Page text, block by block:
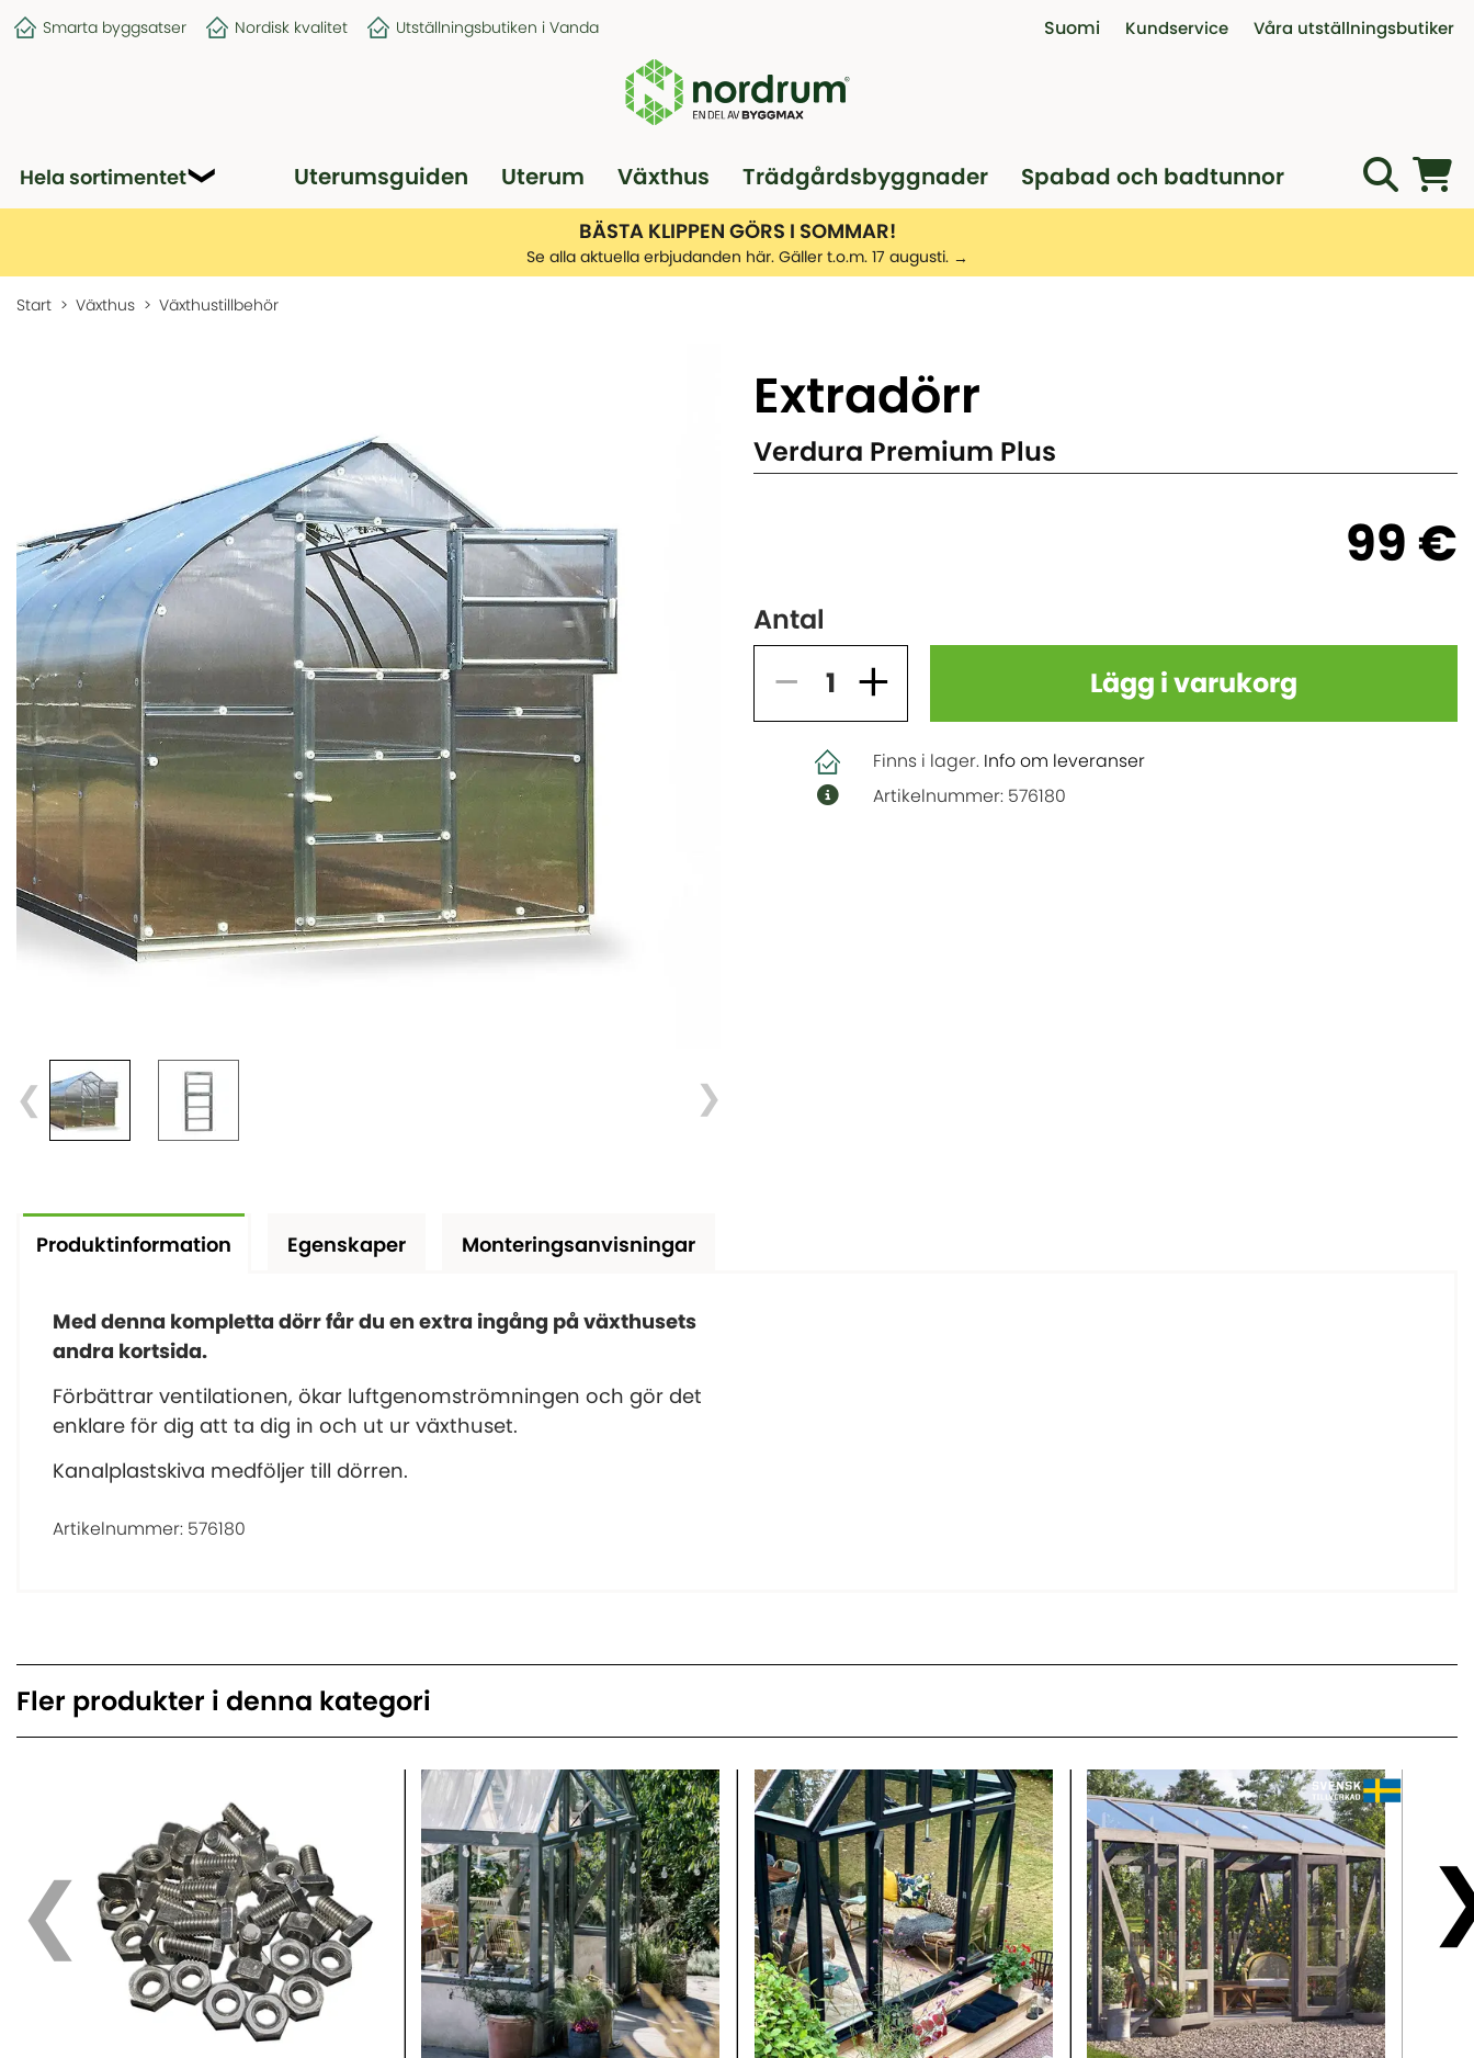
Smarta byggsatser Nordisk kvalitet Utställningsbutiken i Vanda Suomi Kundservice
Öppet köp, reklamation och
Professionell montagehjälp
Våra utställningsbutiker
Hela sortimentet Uterumsguiden Uterum Växthus Trädgårdsbyggnader
Spabad och badtunnor
Pergola
Garage
BÄSTA KLIPPEN GÖRS I SOMMAR!
Se alla aktuella erbjudanden här. Gäller t.o.m. 17 augusti.
Start Växthus Växthustillbehör
Extradörr
Verdura Premium Plus
99 €
Antal
Lägg i varukorg
Finns i lager. Info om leveranser
Artikelnummer: 576180
Produktinformation Egenskaper Monteringsanvisningar
Med denna kompletta dörr får du en extra ingång på växthusets
andra kortsida.
Förbättrar ventilationen, ökar luftgenomströmningen och gör det
enklare för dig att ta dig in och ut ur växthuset.
Kanalplastskiva medföljer till dörren.
Artikelnummer: 576180
Fler produkter i denna kategori